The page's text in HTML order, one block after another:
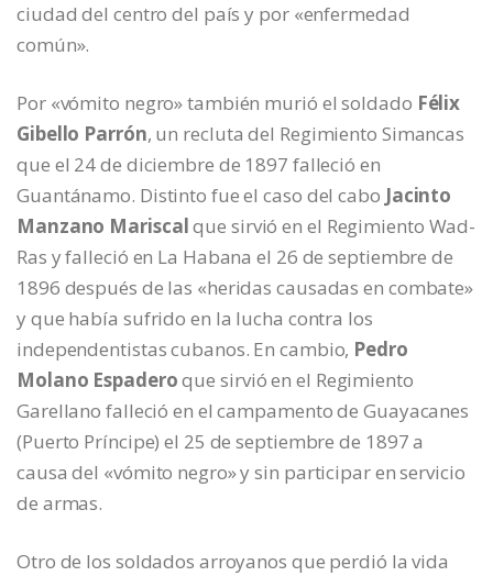
ciudad del centro del país y por «enfermedad
común».
Por «vómito negro» también murió el soldado Félix
Gibello Parrón, un recluta del Regimiento Simancas
que el 24 de diciembre de 1897 falleció en
Guantánamo. Distinto fue el caso del cabo Jacinto
Manzano Mariscalque sirvió en el Regimiento Wad-
Ras y falleció en La Habana el 26 de septiembre de
1896 después de las «heridas causadas en combate»
y que había sufrido en la lucha contra los
independentistas cubanos. En cambio, Pedro
Molano Espaderoque sirvió en el Regimiento
Garellano falleció en el campamento de Guayacanes
(Puerto Príncipe) el 25 de septiembre de 1897 a
causa del «vómito negro» y sin participar en servicio
de armas.
Otro de los soldados arroyanos que perdió la vida